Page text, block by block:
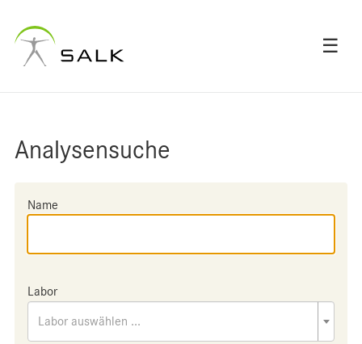
☰
Analysensuche
Name
Labor
Labor auswählen ...